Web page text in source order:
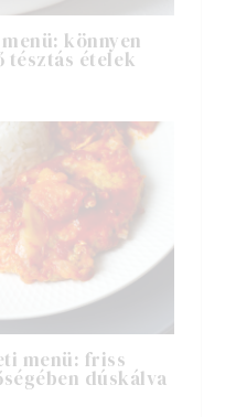
könnyen
tésztás ételek
menü: friss
dúskálva